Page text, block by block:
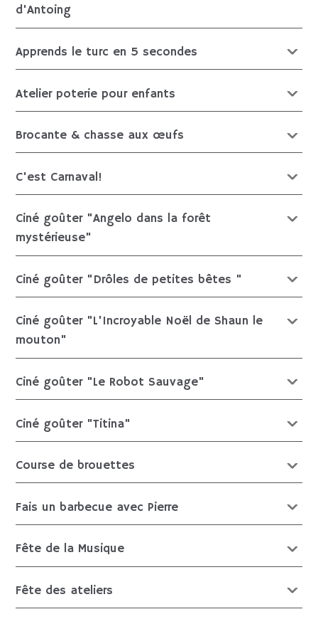
d'Antoing
Apprends le turc en 5 secondes
Atelier poterie pour enfants
Brocante & chasse aux œufs
C'est Carnaval!
Ciné goûter "Angelo dans la forêt
mystérieuse"
Ciné goûter "Drôles de petites bêtes "
Ciné goûter "L'Incroyable Noël de Shaun le
mouton"
Ciné goûter "Le Robot Sauvage"
Ciné goûter "Titina"
Course de brouettes
Fais un barbecue avec Pierre
Fête de la Musique
Fête des ateliers